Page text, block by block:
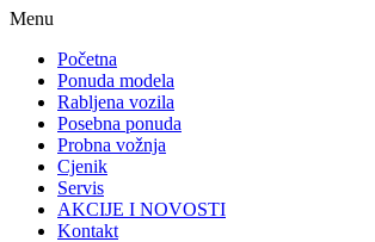
Menu
Početna
Ponuda modela
Rabljena vozila
Posebna ponuda
Probna vožnja
Cjenik
Servis
AKCIJE I NOVOSTI
Kontakt